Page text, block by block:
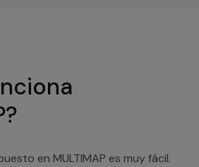
en MULTIMAP es muy fácil.